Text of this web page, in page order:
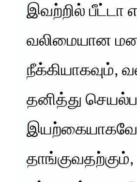
இவற்றில்
வலிமையான
நீக்கியாகவும்,
தனித்து